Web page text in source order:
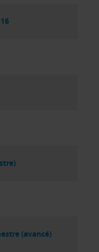
(avancé)